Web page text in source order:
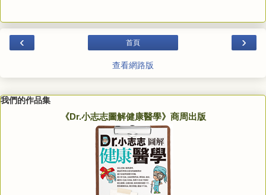
‹ ›
首頁
查看網路版
我們的作品集
《Dr.小志志圖解健康醫學》商周出版